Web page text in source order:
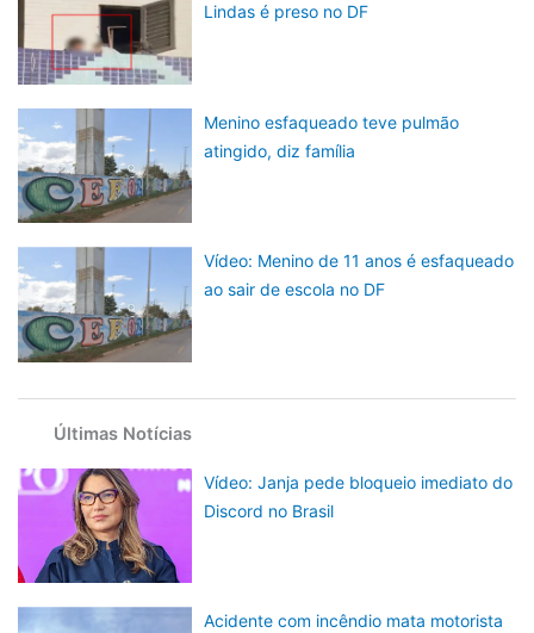
Lindas é preso no DF
Menino esfaqueado teve pulmão
atingido, diz família
Vídeo: Menino de 11 anos é esfaqueado
ao sair de escola no DF
Últimas Notícias
Vídeo: Janja pede bloqueio imediato do
Discord no Brasil
Acidente com incêndio mata motorista